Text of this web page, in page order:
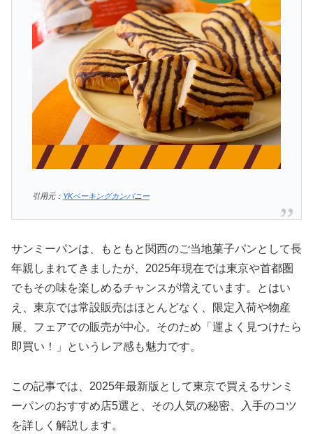
引用元： YKベーキングカンパニー
サンミーパンは、もともと関西のご当地菓子パンとして長
年親しまれてきましたが、2025年現在では東京や首都圏
でもその味を楽しめるチャンスが増えています。とはい
え、東京では常設販売はほとんどなく、限定入荷や物産
展、フェアでの販売が中心。そのため「運よく見つけたら
即買い！」というレア感も魅力です。
この記事では、2025年最新版として東京で買えるサンミ
ーパンのおすすめ店5選と、その人気の秘密、入手のコツ
を詳しく解説します。